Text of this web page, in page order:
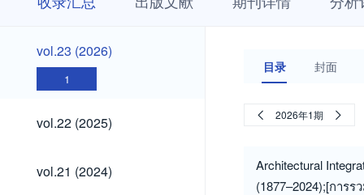
vol.23
(2026)
vol.23 (2026)
1
vol.22
(2025)
vol.22 (2025)
vol.21
(2024)
vol.21 (2024)
目录 封面
2026年1期
Architectural
(1877–2024);[การ